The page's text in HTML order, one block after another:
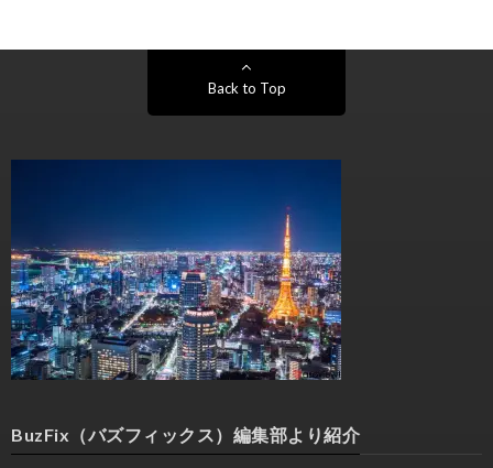
Back to Top
BuzFix（バズフィックス）編集部より紹介